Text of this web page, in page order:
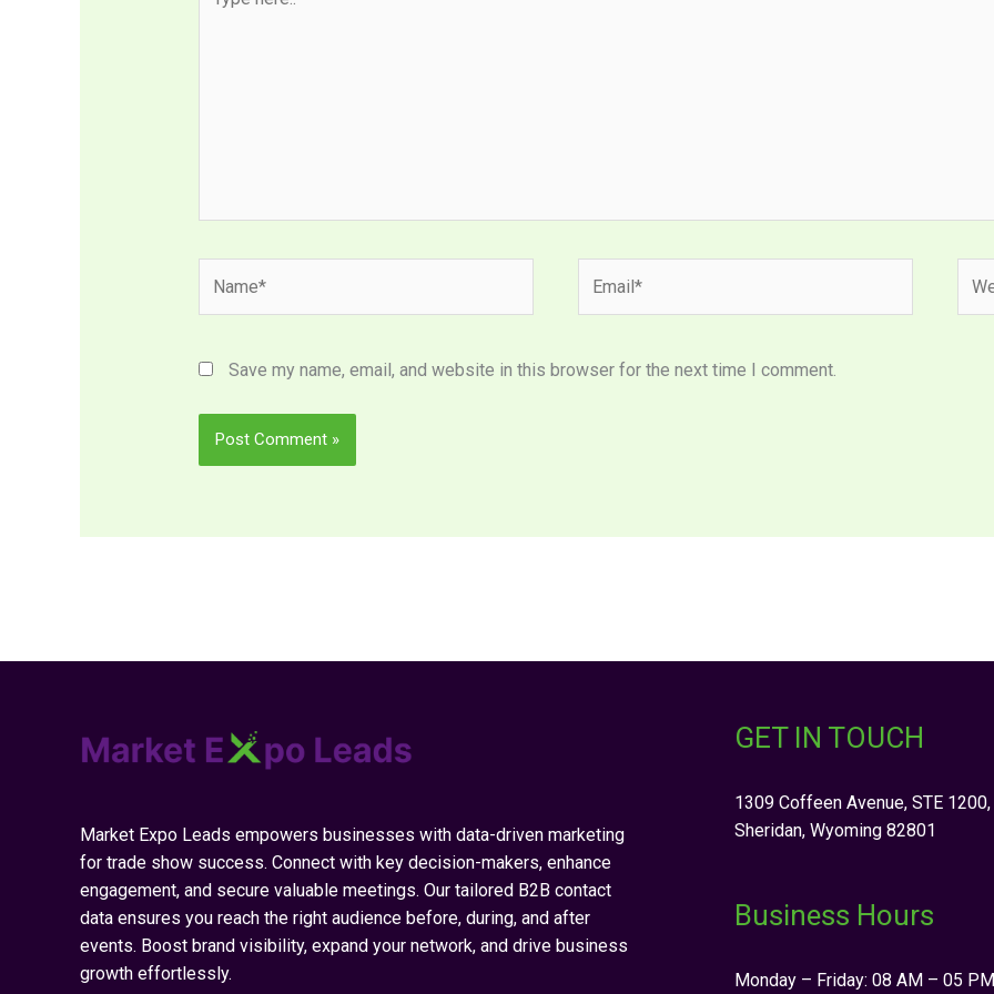
here..
Save my name, email, and website in this browser for the next time I comment.
Market Expo Leads empowers businesses with data-driven marketing
for trade show success. Connect with key decision-makers, enhance
engagement, and secure valuable meetings. Our tailored B2B contact
data ensures you reach the right audience before, during, and after
events. Boost brand visibility, expand your network, and drive business
growth effortlessly.
GET IN TOUCH
1309 Coffeen Avenue, STE 1200,
Sheridan, Wyoming 82801
Business Hours
Monday – Friday: 08 AM – 05 PM